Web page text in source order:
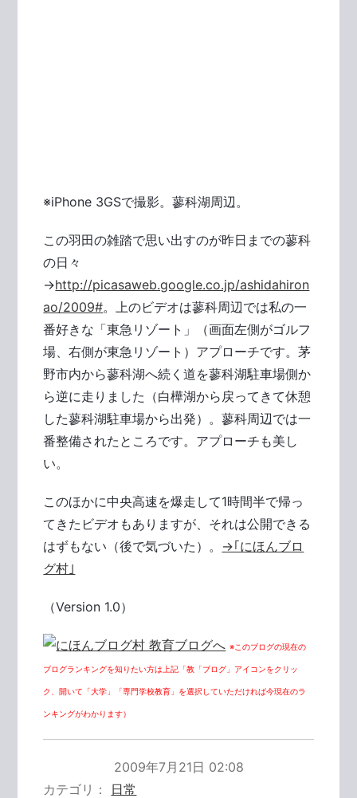
※iPhone 3GSで撮影。蓼科湖周辺。
この羽田の雑踏で思い出すのが昨日までの蓼科
の日々
→http://picasaweb.google.co.jp/ashidahiron
ao/2009#。上のビデオは蓼科周辺では私の一
番好きな「東急リゾート」（画面左側がゴルフ
場、右側が東急リゾート）アプローチです。茅
野市内から蓼科湖へ続く道を蓼科湖駐車場側か
ら逆に走りました（白樺湖から戻ってきて休憩
した蓼科湖駐車場から出発）。蓼科周辺では一
番整備されたところです。アプローチも美し
い。
このほかに中央高速を爆走して1時間半で帰っ
てきたビデオもありますが、それは公開できる
はずもない（後で気づいた）。 →｢にほんブロ
グ村｣
（Version 1.0）
※このブログの現在の
ブログランキングを知りたい方は上記「教「ブログ」アイコンをクリッ
ク、開いて「大学」「専門学校教育」を選択していただければ今現在のラ
ンキングがわかります）
2009年7月21日 02:08
カテゴリ
日常